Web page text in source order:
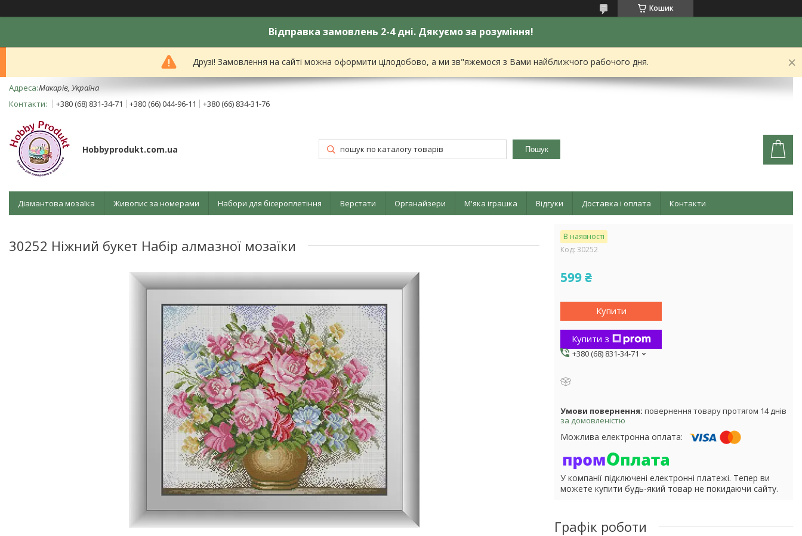
Кошик
Відправка замовлень 2-4 дні. Дякуємо за розуміння!
Друзі! Замовлення на сайті можна оформити цілодобово, а ми зв"яжемося з Вами найближчого рабочого дня.
Mакарів, Україна
+380 (68) 831-34-71
+380 (66) 044-96-11 +380 (66) 834-31-76
Hobbyprodukt.com.ua Пошук
Діамантова мозаїка Живопис за номерами Набори для бісероплетіння Верстати Органайзери М'яка іграшка Відгуки Доставка і оплата Контакти
30252 Ніжний букет Набір алмазної мозаїки
В наявності
Код: 30252
599 ₴
Купити
Купити з
+380 (68) 831-34-71
повернення товару протягом 14 днів
за домовленістю
У компанії підключені електронні платежі. Тепер ви
можете купити будь-який товар не покидаючи сайту.
Графік роботи